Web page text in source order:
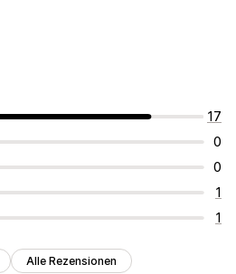
17
0
0
1
1
Alle Rezensionen